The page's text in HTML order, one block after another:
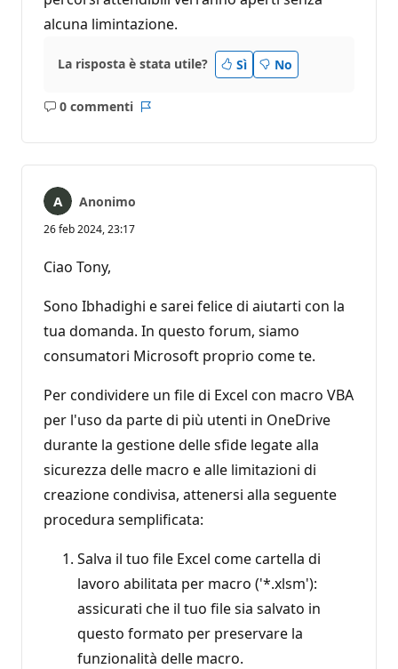
alcuna limintazione.
La risposta è stata utile? Sì No
0 commenti
Nessun
Anonimo
26 feb 2024, 23:17
Ciao Tony,
Sono Ibhadighi e sarei felice di aiutarti con la
tua domanda. In questo forum, siamo
consumatori Microsoft proprio come te.
Per condividere un file di Excel con macro VBA
per l'uso da parte di più utenti in OneDrive
durante la gestione delle sfide legate alla
sicurezza delle macro e alle limitazioni di
creazione condivisa, attenersi alla seguente
procedura semplificata:
Salva il tuo file Excel come cartella di
lavoro abilitata per macro ('*.xlsm'):
assicurati che il tuo file sia salvato in
questo formato per preservare la
funzionalità delle macro.